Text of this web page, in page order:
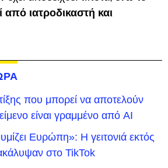
από ιατροδικαστή και
που μπορεί να αποτελούν
είναι γραμμένο από AI
Ευρώπη»: H γειτονιά εκτός
στο TikTok